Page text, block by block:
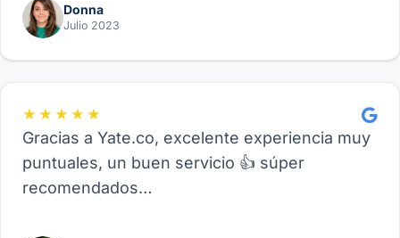
Donna
Julio 2023
★★★★★
Gracias a Yate.co, excelente experiencia muy
puntuales, un buen servicio 👍 súper
recomendados…